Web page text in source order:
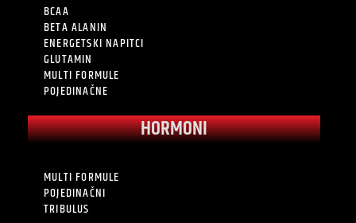
BCAA
BETA ALANIN
ENERGETSKI NAPITCI
GLUTAMIN
MULTI FORMULE
POJEDINAČNE
HORMONI
MULTI FORMULE
POJEDINAČNI
TRIBULUS